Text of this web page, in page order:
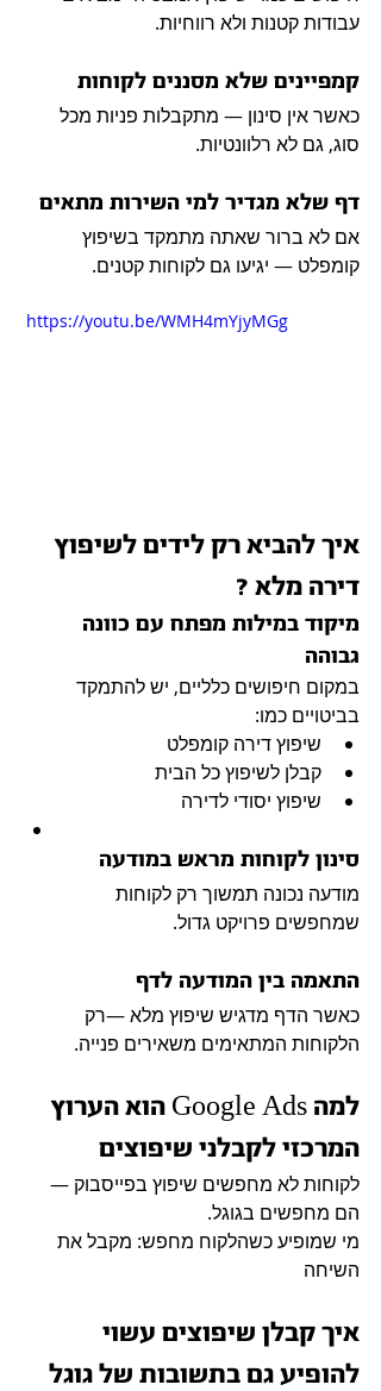
עבודות קטנות ולא רווחיות.
קמפיינים שלא מסננים לקוחות
כאשר אין סינון — מתקבלות פניות מכל
סוג, גם לא רלוונטיות.
דף שלא מגדיר למי השירות מתאים
אם לא ברור שאתה מתמקד בשיפוץ
קומפלט — יגיעו גם לקוחות קטנים.
https://youtu.be/WMH4mYjyMGg
איך להביא רק לידים לשיפוץ
דירה מלא ?
מיקוד במילות מפתח עם כוונה
גבוהה
במקום חיפושים כלליים, יש להתמקד
בביטויים כמו:
שיפוץ דירה קומפלט
קבלן לשיפוץ כל הבית
שיפוץ יסודי לדירה
סינון לקוחות מראש במודעה
מודעה נכונה תמשוך רק לקוחות
שמחפשים פרויקט גדול.
התאמה בין המודעה לדף
כאשר הדף מדגיש שיפוץ מלא —רק
הלקוחות המתאימים משאירים פנייה.
למה Google Ads הוא הערוץ
המרכזי לקבלני שיפוצים
לקוחות לא מחפשים שיפוץ בפייסבוק —
הם מחפשים בגוגל.
מי שמופיע כשהלקוח מחפש: מקבל את
השיחה
איך קבלן שיפוצים עשוי
להופיע גם בתשובות של גוגל